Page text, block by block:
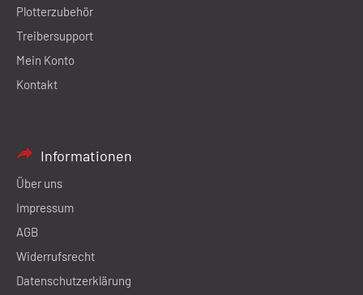
Plotterzubehör
Treibersupport
Mein Konto
Kontakt
Informationen
Über uns
Impressum
AGB
Widerrufsrecht
Datenschutzerklärung